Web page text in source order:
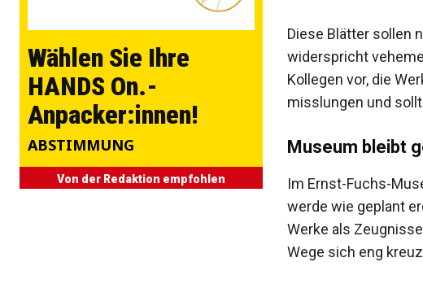
Wählen Sie Ihre
HANDS On.-
Anpacker:innen!
ABSTIMMUNG
Von der Redaktion empfohlen
Diese Blätter sollen
widerspricht
Kollegen vor, die
misslungen und
Museum bleibt
Im Ernst-Fuchs-
werde wie geplant
Werke als
Wege sich eng